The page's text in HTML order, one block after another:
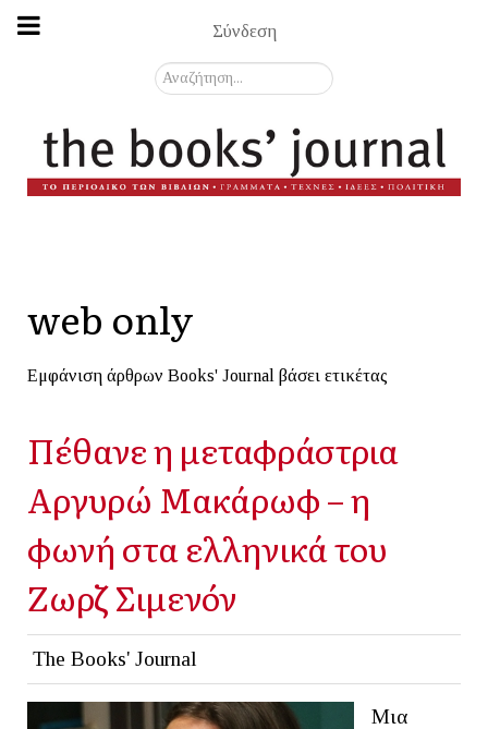
Σύνδεση
Αναζήτηση...
web only
Εμφάνιση άρθρων Books' Journal βάσει ετικέτας
Πέθανε η μεταφράστρια
Αργυρώ Μακάρωφ – η
φωνή στα ελληνικά του
Ζωρζ Σιμενόν
The Books' Journal
Μια